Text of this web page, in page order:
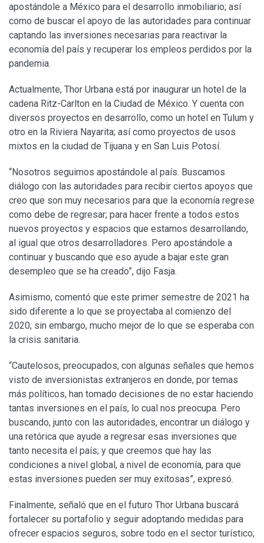
apostándole a México para el desarrollo inmobiliario; así
como de buscar el apoyo de las autoridades para continuar
captando las inversiones necesarias para reactivar la
economía del país y recuperar los empleos perdidos por la
pandemia.
Actualmente, Thor Urbana está por inaugurar un hotel de la
cadena Ritz-Carlton en la Ciudad de México. Y cuenta con
diversos proyectos en desarrollo, como un hotel en Tulum y
otro en la Riviera Nayarita; así como proyectos de usos
mixtos en la ciudad de Tijuana y en San Luis Potosí.
“Nosotros seguimos apostándole al país. Buscamos
diálogo con las autoridades para recibir ciertos apoyos que
creo que son muy necesarios para que la economía regrese
como debe de regresar; para hacer frente a todos estos
nuevos proyectos y espacios que estamos desarrollando,
al igual que otros desarrolladores. Pero apostándole a
continuar y buscando que eso ayude a bajar este gran
desempleo que se ha creado”, dijo Fasja.
Asimismo, comentó que este primer semestre de 2021 ha
sido diferente a lo que se proyectaba al comienzo del
2020; sin embargo, mucho mejor de lo que se esperaba con
la crisis sanitaria.
“Cautelosos, preocupados, con algunas señales que hemos
visto de inversionistas extranjeros en donde, por temas
más políticos, han tomado decisiones de no estar haciendo
tantas inversiones en el país, lo cual nos preocupa. Pero
buscando, junto con las autoridades, encontrar un diálogo y
una retórica que ayude a regresar esas inversiones que
tanto necesita el país; y que creemos que hay las
condiciones a nivel global, a nivel de economía, para que
estas inversiones pueden ser muy exitosas”, expresó.
Finalmente, señaló que en el futuro Thor Urbana buscará
fortalecer su portafolio y seguir adoptando medidas para
ofrecer espacios seguros, sobre todo en el sector turístico;